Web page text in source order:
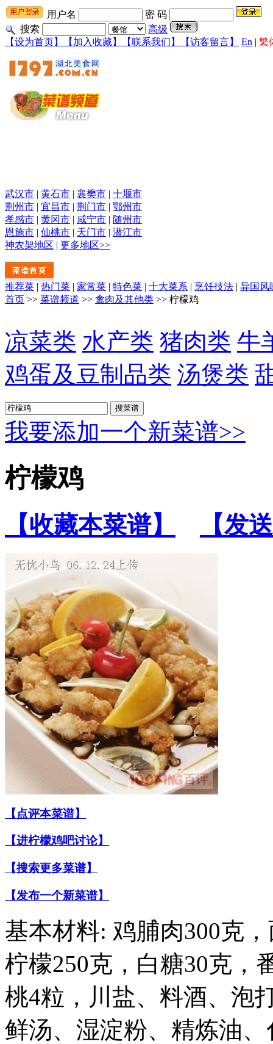
用户名
密 码
搜索
高级
【设为首页】
【加入收藏】 【联系我们】 【访客留言】 En | 繁
武汉市 | 黄石市 | 襄樊市 | 十堰市
荆州市 | 宜昌市 | 荆门市 | 鄂州市
孝感市 | 黄冈市 | 咸宁市 | 随州市
恩施市 | 仙桃市 | 天门市 | 潜江市
神农架地区 | 更多地区>>
推荐菜 | 热门菜 | 家常菜 | 特色菜 | 十大菜系 | 烹饪技法 | 异国风
首页 >> 菜谱频道 >> 禽肉及其他类 >> 柠檬鸡
凉菜类 水产类 猪肉类 牛
鸡蛋及豆制品类 汤煲类
我要添加一个新菜谱>>
柠檬鸡
【收藏本菜谱】 【发
【点评本菜谱】
【进柠檬鸡吧讨论】
【搜索更多菜谱】
【发布一个新菜谱】
基本材料: 鸡脯肉300克
柠檬250克，白糖30克，
桃4粒，川盐、料酒、泡
鲜汤、湿淀粉、精炼油